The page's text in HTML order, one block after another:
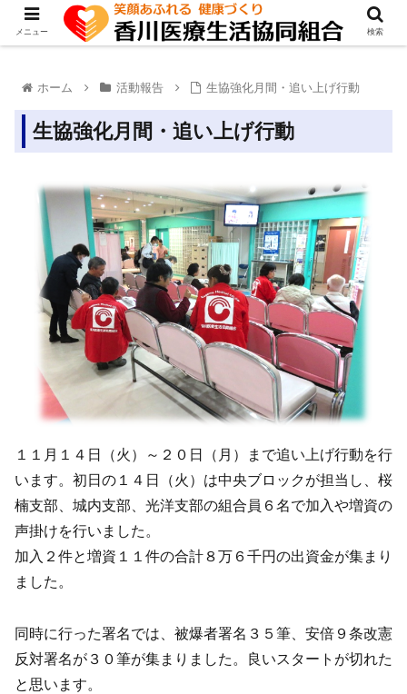
ホーム 活動報告 生協強化月間・追い上げ行動
生協強化月間・追い上げ行動
１１月１４日（火）～２０日（月）まで追い上げ行動を行
います。初日の１４日（火）は中央ブロックが担当し、桜
楠支部、城内支部、光洋支部の組合員６名で加入や増資の
声掛けを行いました。
加入２件と増資１１件の合計８万６千円の出資金が集まり
ました。
同時に行った署名では、被爆者署名３５筆、安倍９条改憲
反対署名が３０筆が集まりました。良いスタートが切れた
と思います。
メニュー 検索